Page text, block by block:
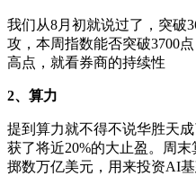
我们从8月初就说过了，突破
攻，本周指数能否突破3700
高点，就看券商的持续性
2、算力
提到算力就不得不说华胜天
获了将近20%的大止盈。周
掷数万亿美元，用来投资AI